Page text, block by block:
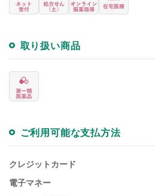
取り扱い商品
ご利用可能な支払方法
クレジットカード
電子マネー